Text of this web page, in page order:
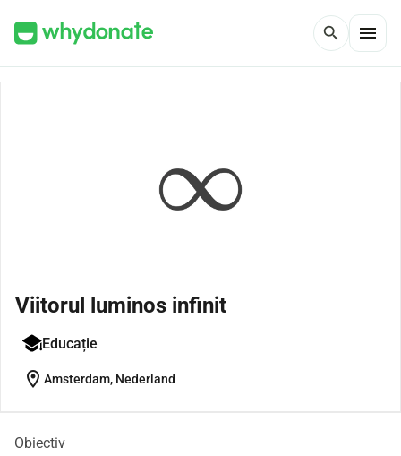
search menu
Viitorul luminos infinit
Educație
location_on Amsterdam, Nederland
Obiectiv